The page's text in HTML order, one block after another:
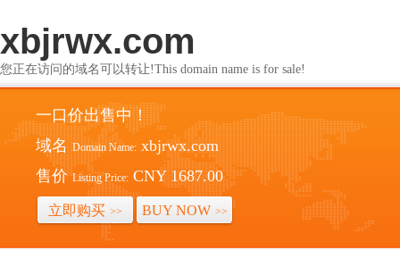
xbjrwx.com
您正在访问的域名可以转让!This domain name is for sale!
一口价出售中！
域名 Domain Name: xbjrwx.com
售价 Listing Price: CNY 1687.00
立即购买 >> BUY NOW >>